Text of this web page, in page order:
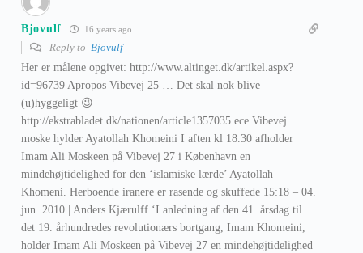
Bjovulf 16 years ago
Reply to Bjovulf
Her er målene opgivet: http://www.altinget.dk/artikel.aspx?
id=96739 Apropos Vibevej 25 … Det skal nok blive
(u)hyggeligt 😉
http://ekstrabladet.dk/nationen/article1357035.ece Vibevej
moske hylder Ayatollah Khomeini I aften kl 18.30 afholder
Imam Ali Moskeen på Vibevej 27 i København en
mindehøjtidelighed for den ‘islamiske lærde’ Ayatollah
Khomeni. Herboende iranere er rasende og skuffede 15:18 – 04.
jun. 2010 | Anders Kjærulff ‘I anledning af den 41. årsdag til
det 19. århundredes revolutionærs bortgang, Imam Khomeini,
holder Imam Ali Moskeen på Vibevej 27 en mindehøjtidelighed